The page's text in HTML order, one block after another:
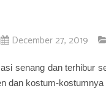
December 27, 2019
senang dan terhibur
dan kostum-